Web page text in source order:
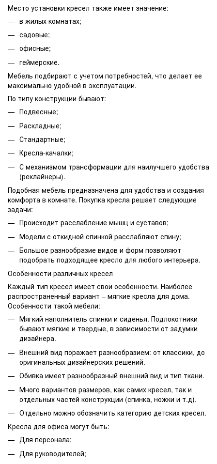
Место установки кресел также имеет значение:
в жилых комнатах;
садовые;
офисные;
геймерские.
Мебель подбирают с учетом потребностей, что делает ее
максимально удобной в эксплуатации.
По типу конструкции бывают:
Подвесные;
Раскладные;
Стандартные;
Кресла-качалки;
С механизмом трансформации для наилучшего удобства
(реклайнеры).
Подобная мебель предназначена для удобства и создания
комфорта в комнате. Покупка кресла решает следующие
задачи:
Происходит расслабление мышц и суставов;
Модели с откидной спинкой расслабляют спину;
Большое разнообразие видов и форм позволяют
подобрать подходящее кресло для любого интерьера.
Особенности различных кресел
Каждый тип кресел имеет свои особенности. Наиболее
распространенный вариант – мягкие кресла для дома.
Особенности такой мебели:
Мягкий наполнитель спинки и сиденья. Подлокотники
бывают мягкие и твердые, в зависимости от задумки
дизайнера.
Внешний вид поражает разнообразием: от классики, до
оригинальных дизайнерских решений.
Обивка имеет разнообразный внешний вид и тип ткани.
Много вариантов размеров, как самих кресел, так и
отдельных частей конструкции (спинка, ножки и т.д).
Отдельно можно обозначить категорию детских кресел.
Кресла для офиса могут быть:
Для персонала;
Для руководителей;